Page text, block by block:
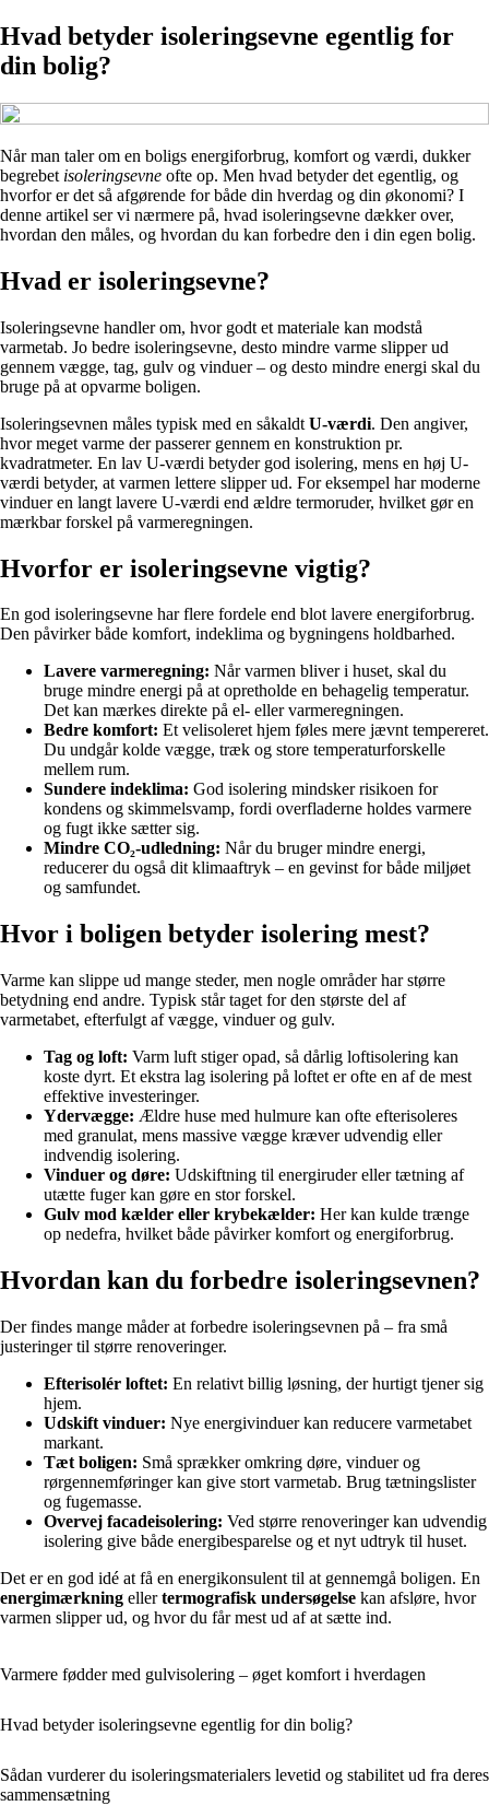
Hvad betyder isoleringsevne egentlig for
din bolig?
Når man taler om en boligs energiforbrug, komfort og værdi, dukker
begrebet isoleringsevne ofte op. Men hvad betyder det egentlig, og
hvorfor er det så afgørende for både din hverdag og din økonomi? I
denne artikel ser vi nærmere på, hvad isoleringsevne dækker over,
hvordan den måles, og hvordan du kan forbedre den i din egen bolig.
Hvad er isoleringsevne?
Isoleringsevne handler om, hvor godt et materiale kan modstå
varmetab. Jo bedre isoleringsevne, desto mindre varme slipper ud
gennem vægge, tag, gulv og vinduer – og desto mindre energi skal du
bruge på at opvarme boligen.
Isoleringsevnen måles typisk med en såkaldt U-værdi. Den angiver,
hvor meget varme der passerer gennem en konstruktion pr.
kvadratmeter. En lav U-værdi betyder god isolering, mens en høj U-
værdi betyder, at varmen lettere slipper ud. For eksempel har moderne
vinduer en langt lavere U-værdi end ældre termoruder, hvilket gør en
mærkbar forskel på varmeregningen.
Hvorfor er isoleringsevne vigtig?
En god isoleringsevne har flere fordele end blot lavere energiforbrug.
Den påvirker både komfort, indeklima og bygningens holdbarhed.
Lavere varmeregning: Når varmen bliver i huset, skal du
bruge mindre energi på at opretholde en behagelig temperatur.
Det kan mærkes direkte på el- eller varmeregningen.
Bedre komfort: Et velisoleret hjem føles mere jævnt tempereret.
Du undgår kolde vægge, træk og store temperaturforskelle
mellem rum.
Sundere indeklima: God isolering mindsker risikoen for
kondens og skimmelsvamp, fordi overfladerne holdes varmere
og fugt ikke sætter sig.
Mindre CO₂-udledning: Når du bruger mindre energi,
reducerer du også dit klimaaftryk – en gevinst for både miljøet
og samfundet.
Hvor i boligen betyder isolering mest?
Varme kan slippe ud mange steder, men nogle områder har større
betydning end andre. Typisk står taget for den største del af
varmetabet, efterfulgt af vægge, vinduer og gulv.
Tag og loft: Varm luft stiger opad, så dårlig loftisolering kan
koste dyrt. Et ekstra lag isolering på loftet er ofte en af de mest
effektive investeringer.
Ydervægge: Ældre huse med hulmure kan ofte efterisoleres
med granulat, mens massive vægge kræver udvendig eller
indvendig isolering.
Vinduer og døre: Udskiftning til energiruder eller tætning af
utætte fuger kan gøre en stor forskel.
Gulv mod kælder eller krybekælder: Her kan kulde trænge
op nedefra, hvilket både påvirker komfort og energiforbrug.
Hvordan kan du forbedre isoleringsevnen?
Der findes mange måder at forbedre isoleringsevnen på – fra små
justeringer til større renoveringer.
Efterisolér loftet: En relativt billig løsning, der hurtigt tjener sig
hjem.
Udskift vinduer: Nye energivinduer kan reducere varmetabet
markant.
Tæt boligen: Små sprækker omkring døre, vinduer og
rørgennemføringer kan give stort varmetab. Brug tætningslister
og fugemasse.
Overvej facadeisolering: Ved større renoveringer kan udvendig
isolering give både energibesparelse og et nyt udtryk til huset.
Det er en god idé at få en energikonsulent til at gennemgå boligen. En
energimærkning ellertermografisk undersøgelse kan afsløre, hvor
varmen slipper ud, og hvor du får mest ud af at sætte ind.
Varmere fødder med gulvisolering – øget komfort i hverdagen
Hvad betyder isoleringsevne egentlig for din bolig?
Sådan vurderer du isoleringsmaterialers levetid og stabilitet ud fra deres
sammensætning